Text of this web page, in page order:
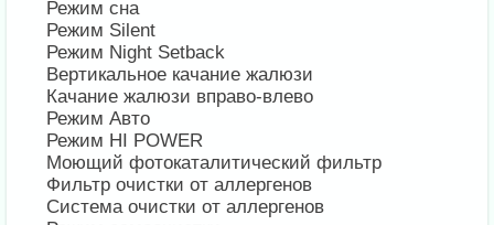
Режим сна
Режим Silent
Режим Night Setback
Вертикальное качание жалюзи
Качание жалюзи вправо-влево
Режим Авто
Режим HI POWER
Моющий фотокаталитический фильтр
Фильтр очистки от аллергенов
Система очистки от аллергенов